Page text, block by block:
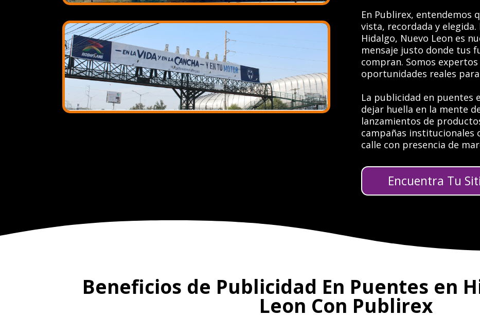
En Publirex, entendemos
vista, recordada y elegida.
Hidalgo, Nuevo Leon es
mensaje justo donde tus
compran. Somos
oportunidades reales
La publicidad en puentes
dejar huella en la mente
lanzamientos de
campañas institucionales
calle con presencia de
Encuentra Tu
Beneficios de Publicidad En Puentes en
Leon Con Publirex